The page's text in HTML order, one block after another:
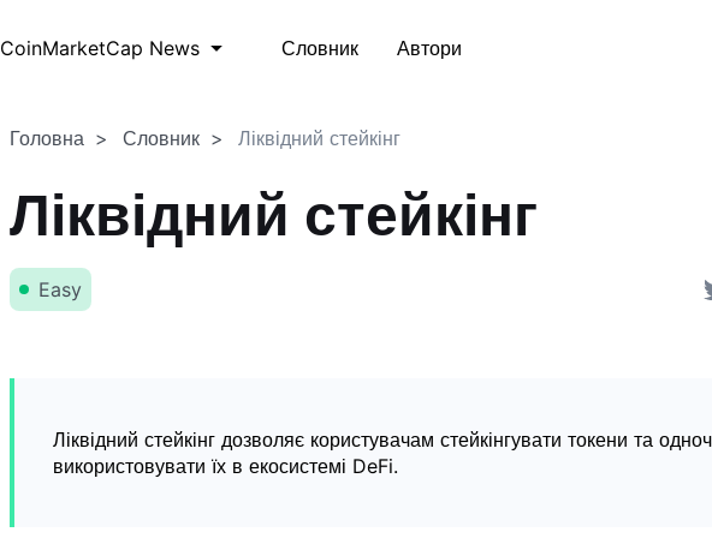
CoinMarketCap News Словник Автори
Головна Словник Ліквідний стейкінг
Ліквідний стейкінг
Easy
Ліквідний стейкінг дозволяє користувачам стейкінгувати токени та
використовувати їх в екосистемі DeFi.